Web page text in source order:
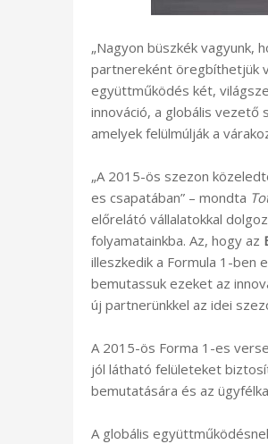
„Nagyon büszkék vagyunk,
partnereként öregbíthetjük
együttműködés két,
innováció, a globális vezető
amelyek felülmúlják a
„A 2015-ös szezon
es csapatában” – mondta
előrelátó vállalatokkal
folyamatainkba. Az, hogy az
illeszkedik a Formula 1-ben
bemutassuk ezeket az
új partnerünkkel az idei
A 2015-ös Forma 1-es
jól látható felületeket
bemutatására és az
A globális